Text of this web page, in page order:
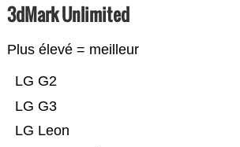
3dMark Unlimited
Plus élevé = meilleur
LG Leon
LG G3
LG G2